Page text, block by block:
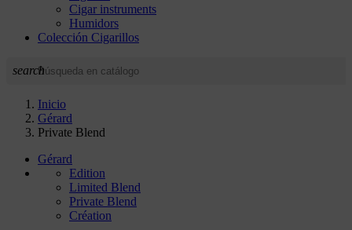
Cigar instruments
Humidors
Colección Cigarillos
search
Inicio
Gérard
Private Blend
Gérard
Edition
Limited Blend
Private Blend
Création